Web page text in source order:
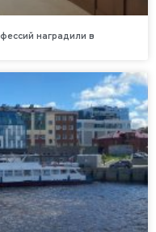
наградили в